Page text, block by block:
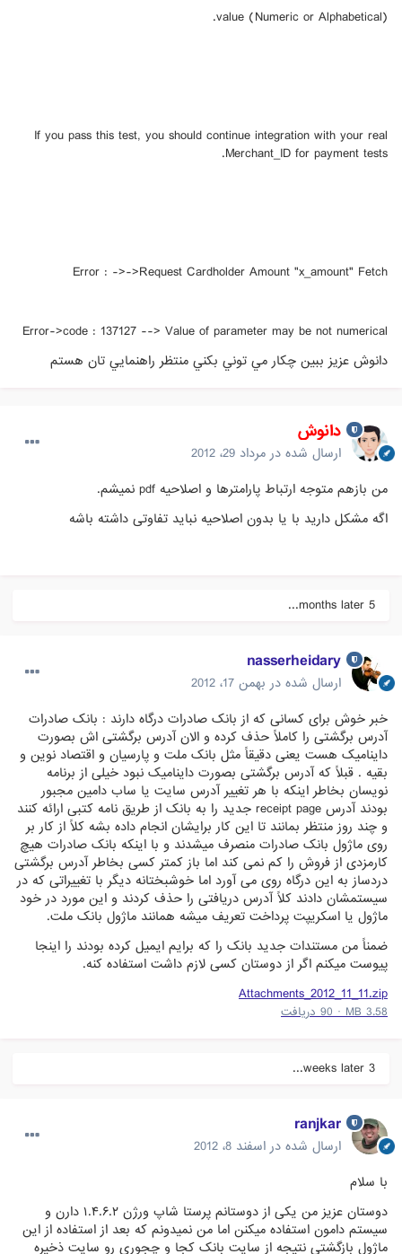
value (Numeric or Alphabetical).
If you pass this test, you should continue integration with your real
Merchant_ID for payment tests.
Error : ->->Request Cardholder Amount "x_amount" Fetch
Error->code : 137127 --> Value of parameter may be not numerical
دانوش عزيز ببين چكار مي توني بكني منتظر راهنمايي تان هستم
دانوش
ارسال شده در مرداد 29، 2012
من بازهم متوجه ارتباط پارامترها و اصلاحیه pdf نمیشم.
اگه مشکل دارید با یا بدون اصلاحیه نباید تفاوتی داشته باشه
5 months later...
nasserheidary
ارسال شده در بهمن 17، 2012
خبر خوش برای کسانی که از بانک صادرات درگاه دارند : بانک صادرات
آدرس برگشتی را کاملاً حذف کرده و الان آدرس برگشتی اش بصورت
داینامیک هست یعنی دقیقاً مثل بانک ملت و پارسیان و اقتصاد نوین و
بقیه . قبلاً که آدرس برگشتی بصورت داینامیک نبود خیلی از برنامه
نویسان بخاطر اینکه با هر تغییر آدرس سایت یا ساب دامین مجبور
بودند آدرس receipt page جدید را به بانک از طریق نامه کتبی ارائه کنند
و چند روز منتظر بمانند تا این کار برایشان انجام داده بشه کلاً از کار بر
روی ماژول بانک صادرات منصرف میشدند و با اینکه بانک صادرات هیچ
کارمزدی از فروش را کم نمی کند اما باز کمتر کسی بخاطر آدرس برگشتی
دردساز به این درگاه روی می آورد اما خوشبختانه دیگر با تغییراتی که در
سیستمشان دادند کلاً آدرس دریافتی را حذف کردند و این مورد در خود
ماژول یا اسکریپت پرداخت تعریف میشه همانند ماژول بانک ملت.
ضمناً من مستندات جدید بانک را که برایم ایمیل کرده بودند را اینجا
پیوست میکنم اگر از دوستان کسی لازم داشت استفاده کنه.
Attachments_2012_11_11.zip
3.58 MB
·90 دریافت
3 weeks later...
ranjkar
ارسال شده در اسفند 8، 2012
با سلام
دوستان عزیز من یکی از دوستانم پرستا شاپ ورژن ۱.۴.۶.۲ دارن و
سیستم دامون استفاده میکنن اما من نمیدونم که بعد از استفاده از این
ماژول بازگشتی نتیجه از سایت بانک کجا و چجوری رو سایت ذخیره